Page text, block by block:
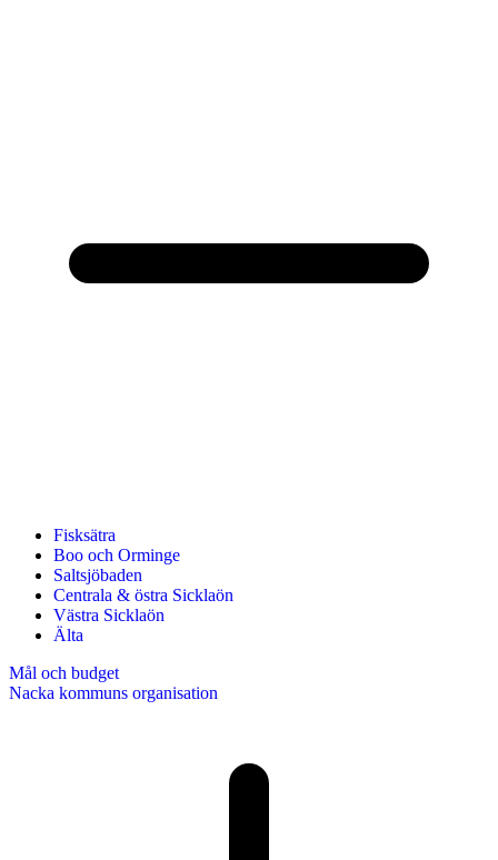
Fisksätra
Boo och Orminge
Saltsjöbaden
Centrala & östra Sicklaön
Västra Sicklaön
Älta
Mål och budget
Nacka kommuns organisation